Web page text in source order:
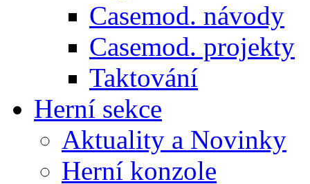
Casemod. návody
Casemod. projekty
Taktování
Herní sekce
Aktuality a Novinky
Herní konzole